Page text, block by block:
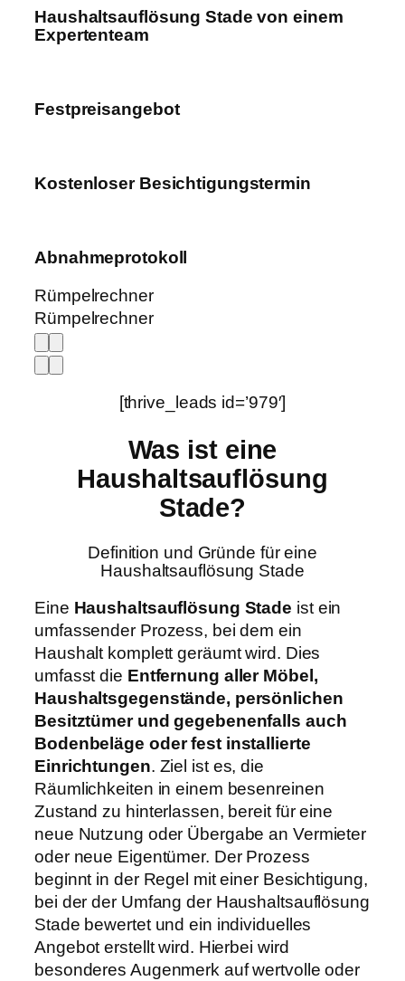
Haushaltsauflösung Stade von einem
Expertenteam
Festpreisangebot
Kostenloser Besichtigungstermin
Abnahmeprotokoll
Rümpelrechner
Rümpelrechner
[thrive_leads id=’979′]
Was ist eine
Haushaltsauflösung
Stade?
Definition und Gründe für eine
Haushaltsauflösung Stade
Eine Haushaltsauflösung Stade ist ein
umfassender Prozess, bei dem ein
Haushalt komplett geräumt wird. Dies
umfasst die Entfernung aller Möbel,
Haushaltsgegenstände, persönlichen
Besitztümer und gegebenenfalls auch
Bodenbeläge oder fest installierte
Einrichtungen. Ziel ist es, die
Räumlichkeiten in einem besenreinen
Zustand zu hinterlassen, bereit für eine
neue Nutzung oder Übergabe an Vermieter
oder neue Eigentümer. Der Prozess
beginnt in der Regel mit einer Besichtigung,
bei der der Umfang der Haushaltsauflösung
Stade bewertet und ein individuelles
Angebot erstellt wird. Hierbei wird
besonderes Augenmerk auf wertvolle oder